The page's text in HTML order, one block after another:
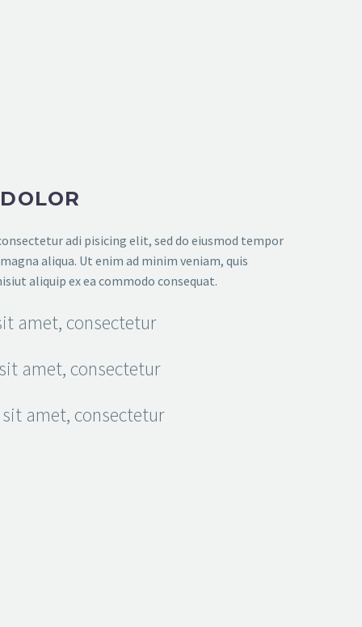
adi pisicing elit, sed do eiusmod tempor
aliqua. Ut enim ad minim veniam, quis
aliquip ex ea commodo consequat.
amet, consectetur
amet, consectetur
amet, consectetur